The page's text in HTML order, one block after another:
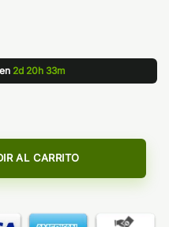
2d 20h 33m
- Viper Eliquids cantidad
AL CARRITO